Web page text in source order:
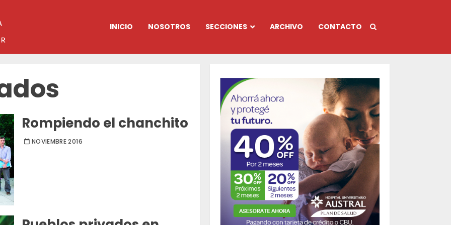
INICIO NOSOTROS SECCIONES ARCHIVO CONTACTO
Rompiendo el chanchito
NOVIEMBRE 2016